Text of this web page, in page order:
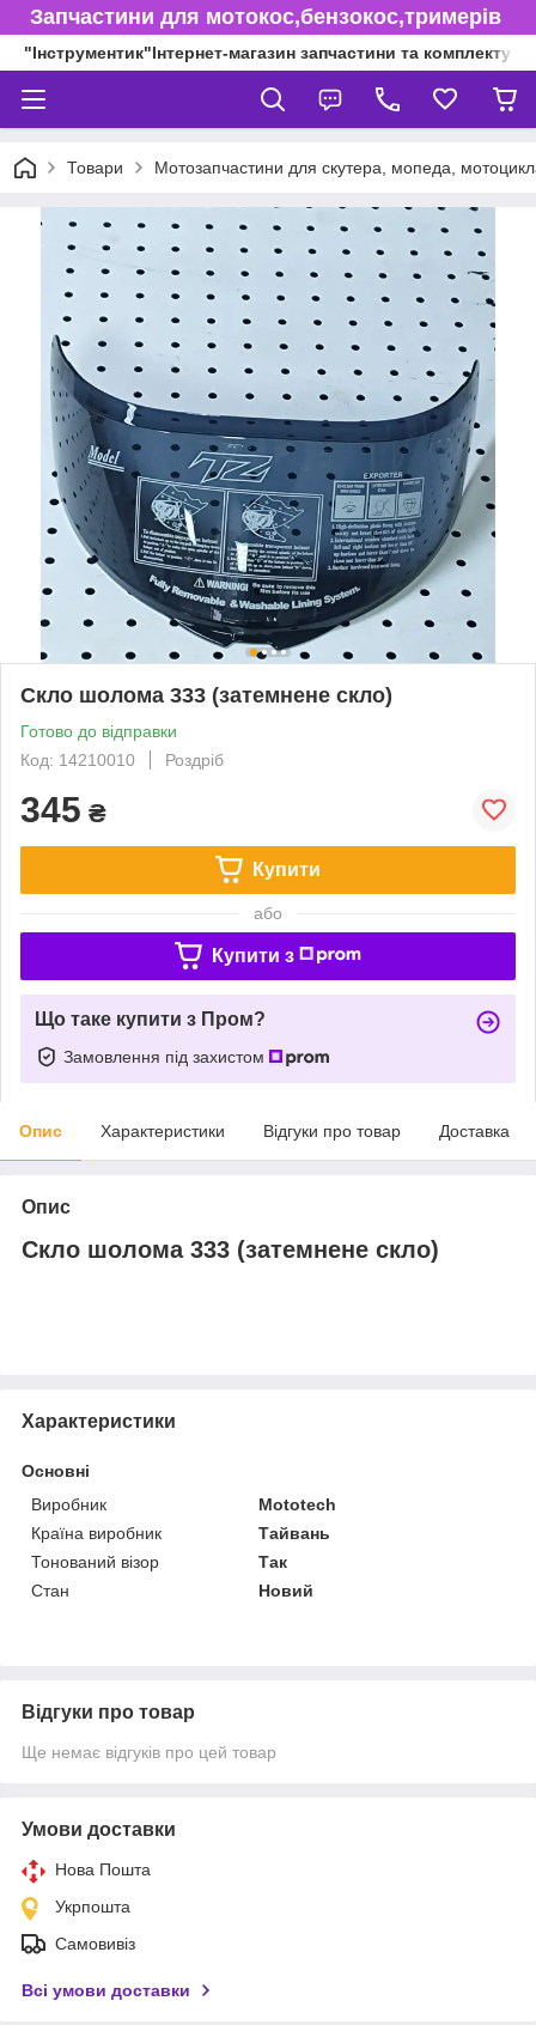
Запчастини для мотокос,бензокос,тримерів
"Інструментик"Інтернет-магазин запчастини та
Товари Мотозапчастини для скутера, мопеда,
Скло шолома 333 (затемнене скло)
Готово до відправки
Код: 14210010
Роздріб
345 ₴
Купити
або
Купити з
Що таке купити з Пром?
Замовлення під захистом
Опис Характеристики Відгуки про товар Доставка
Опис
Скло шолома 333 (затемнене скло)
Характеристики
Основні
Виробник
Mototech
Країна виробник
Тайвань
Тонований візор
Так
Стан
Новий
Відгуки про товар
Ще немає відгуків про цей товар
Умови доставки
Нова Пошта
Укрпошта
Самовивіз
Всі умови доставки